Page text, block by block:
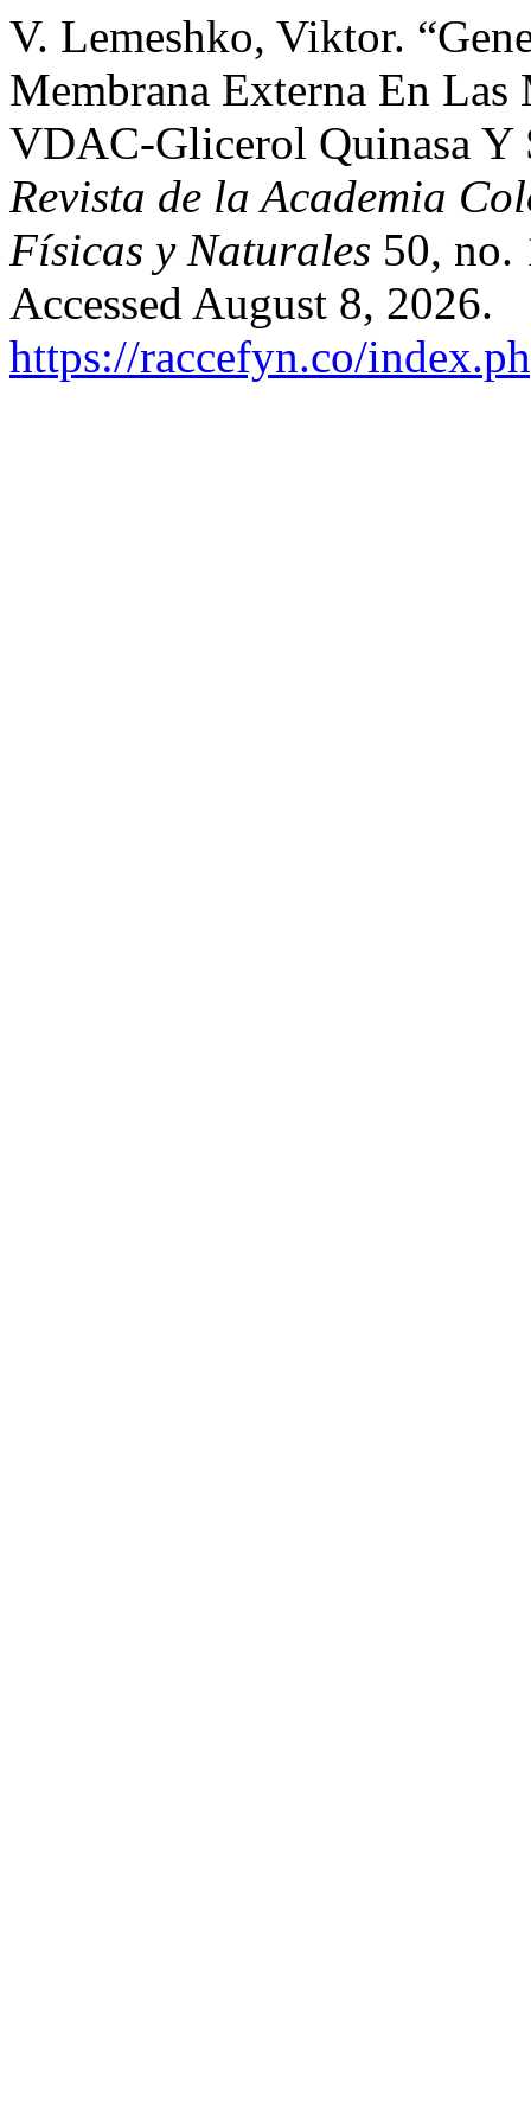
V. Lemeshko, Viktor.
Membrana Externa En
VDAC-Glicerol Quinasa Y
Revista de la Academia
Físicas y Naturales 50, no.
Accessed August 8, 2026.
https://raccefyn.co/